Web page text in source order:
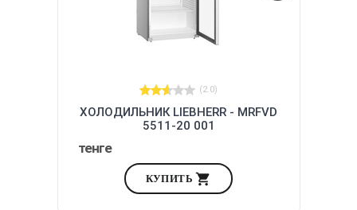
(2.0)
ХОЛОДИЛЬНИК LIEBHERR - MRFVD
5511-20 001
тенге
КУПИТЬ